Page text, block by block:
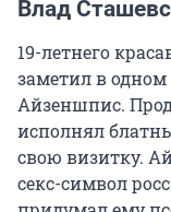
Влад
19-летнего
заметил в
Айзеншпис.
исполнял
свою визитку.
секс-символ